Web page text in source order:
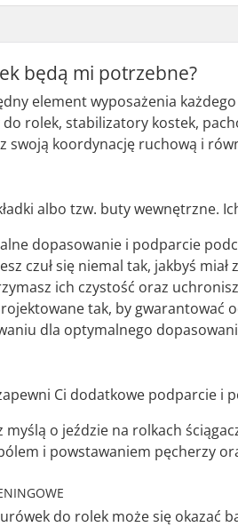
będą mi potrzebne?
element wyposażenia
rolek, stabilizatory kostek,
swoją koordynację ruchową i
albo tzw. buty wewnętrzne.
dopasowanie i podparcie
czuł się niemal tak, jakbyś
ich czystość oraz
tak, by
dla optymalnego
Ci dodatkowe podparcie i
o jeździe na rolkach
i powstawaniem pęcherzy
do rolek może się okazać